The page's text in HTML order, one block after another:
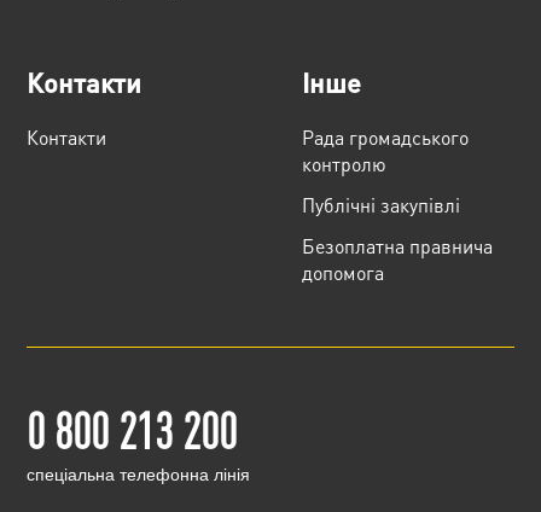
Контакти
Контакти
Інше
Рада громадського
контролю
Публічні закупівлі
Безоплатна правнича
допомога
0 800 213 200
cпеціальна телефонна лінія